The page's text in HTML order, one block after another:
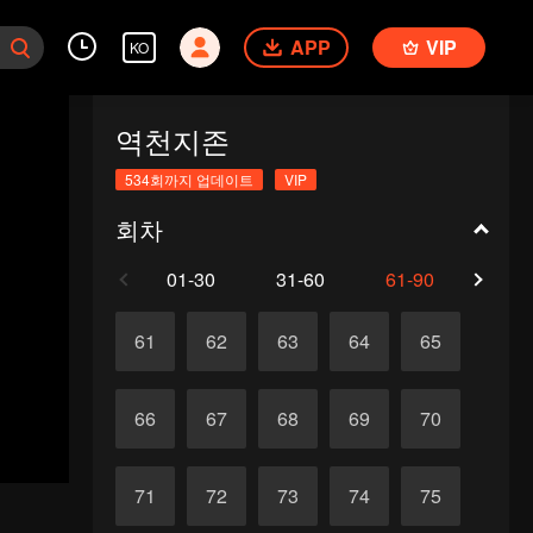
KO APP VIP
역천지존
534회까지 업데이트 VIP
회차
01-30 31-60 61-90
61 62 63 64 65
66 67 68 69 70
71 72 73 74 75